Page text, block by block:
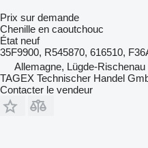
Prix sur demande
Chenille en caoutchouc
État neuf
35F9900, R545870, 616510,
Allemagne, Lügde-Rischenau
TAGEX Technischer Handel
Contacter le vendeur